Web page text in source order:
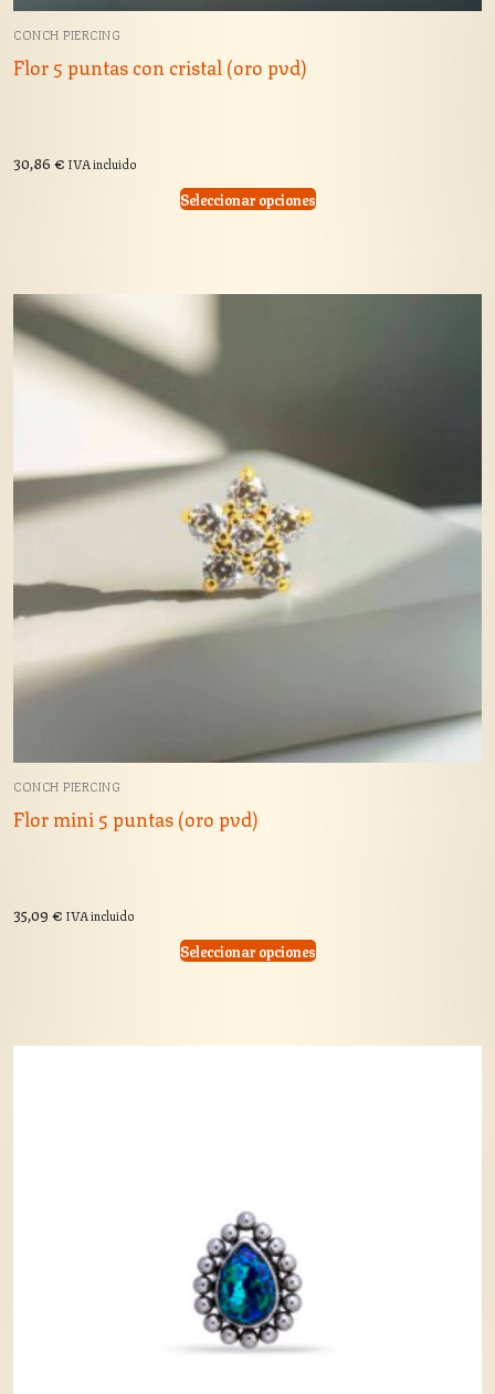
CONCH PIERCING
Flor 5 puntas con cristal (oro pvd)
30,86€ IVA incluido
Seleccionar opciones
CONCH PIERCING
Flor mini 5 puntas (oro pvd)
35,09€ IVA incluido
Seleccionar opciones